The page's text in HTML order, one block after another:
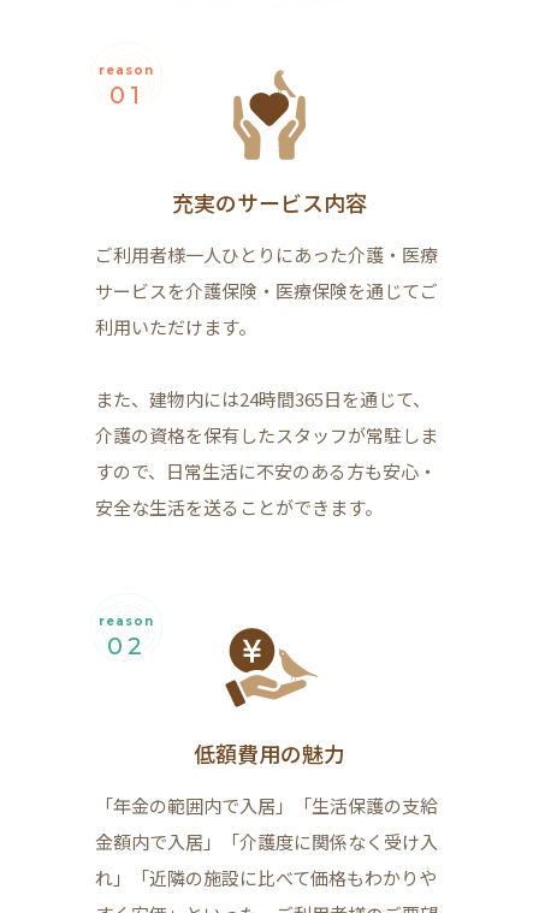
reason
01
充実のサービス内容
ご利用者様一人ひとりにあった介護・医療
サービスを介護保険・医療保険を通じてご
利用いただけます。
また、建物内には24時間365日を通じて、
介護の資格を保有したスタッフが常駐しま
すので、日常生活に不安のある方も安心・
安全な生活を送ることができます。
reason
02
低額費用の魅力
「年金の範囲内で入居」「生活保護の支給
金額内で入居」「介護度に関係なく受け入
れ」「近隣の施設に比べて価格もわかりや